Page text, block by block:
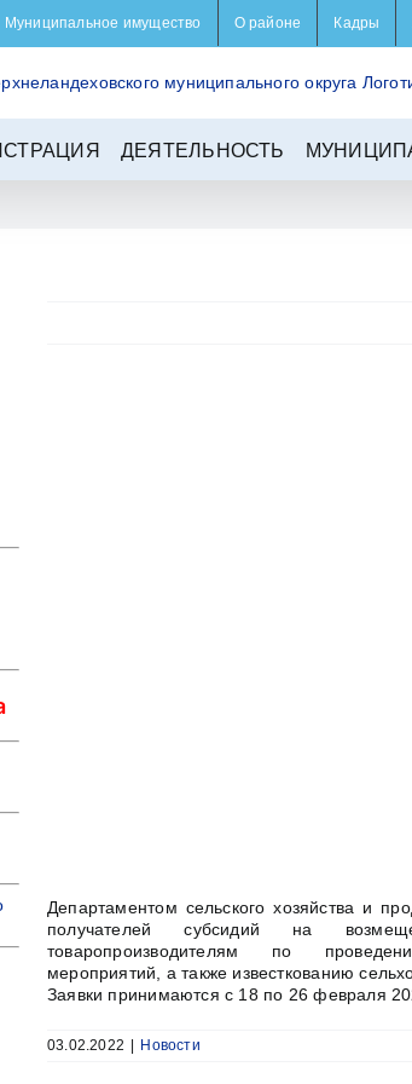
Муниципальное имущество О районе Кадры
ДЕЯТЕЛЬНОСТЬ
Департаментом сельского хозяйства и
получателей субсидий на
товаропроизводителям по
мероприятий, а также известкованию
Заявки принимаются с 18 по 26 февраля
03.02.2022 | Новости